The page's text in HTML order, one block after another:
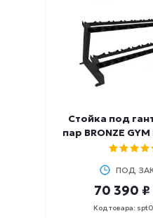
Стойка под
пар BRONZE
ПОД
70 390 ₽
Код товара: